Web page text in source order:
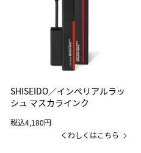
SHISEIDO／インペリアルラッ
シュ マスカラインク
税込4,180円
くわしくはこちら